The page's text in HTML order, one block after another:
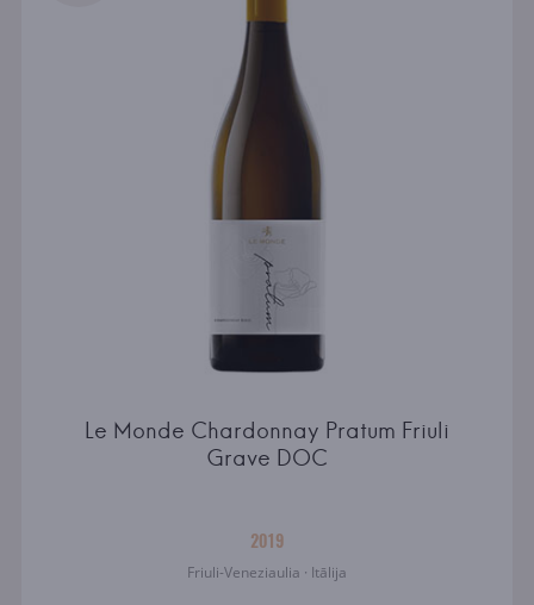
Le Monde Chardonnay Pratum Friuli
Grave DOC
2019
Friuli-Veneziaulia · Itālija